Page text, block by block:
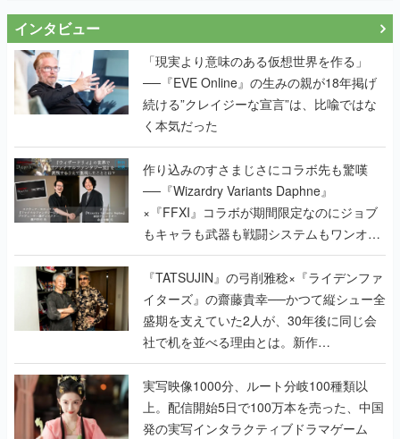
インタビュー
「現実より意味のある仮想世界を作る」
──『EVE Online』の生みの親が18年掲げ
続ける”クレイジーな宣言”は、比喩ではな
く本気だった
作り込みのすさまじさにコラボ先も驚嘆
──『Wizardry Variants Daphne』
×『FFXI』コラボが期間限定なのにジョブ
もキャラも武器も戦闘システムもワンオフ
で作り込まれた理由を両ディレクターに聞
く
『TATSUJIN』の弓削雅稔×『ライデンファ
イターズ』の齋藤貴幸──かつて縦シュー全
盛期を支えていた2人が、30年後に同じ会
社で机を並べる理由とは。新作
『TATSUJIN EXTREME』で初タッグを組
んだレジェンド2人に訊く開発秘話
実写映像1000分、ルート分岐100種類以
上。配信開始5日で100万本を売った、中国
発の実写インタラクティブドラマゲーム